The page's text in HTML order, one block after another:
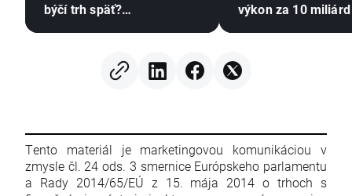
býčí trh späť?
výkon za 10 miliárd
Tento materiál je marketingovou komunikáciou v
zmysle čl. 24 ods. 3 smernice Európskeho parlamentu
a Rady 2014/65/EÚ z 15. mája 2014 o trhoch s